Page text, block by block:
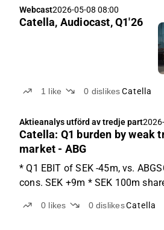
Webcast2026-05-08 08:00
Catella, Audiocast, Q1'26
1 like 0 dislikesCatella
Aktieanalys utförd av tredje part
Catella: Q1 burden by weak
market - ABG
* Q1 EBIT of SEK -45m, vs.
cons. SEK +9m * SEK 100m
to follow, stock slightly down
0 likes 0 dislikesCatella